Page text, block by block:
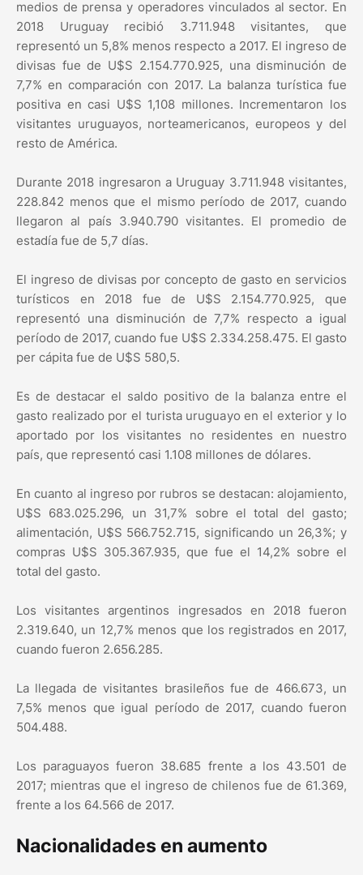
medios de prensa y operadores vinculados al sector. En
2018 Uruguay recibió 3.711.948 visitantes, que
representó un 5,8% menos respecto a 2017. El ingreso de
divisas fue de U$S 2.154.770.925, una disminución de
7,7% en comparación con 2017. La balanza turística fue
positiva en casi U$S 1,108 millones. Incrementaron los
visitantes uruguayos, norteamericanos, europeos y del
resto de América.
Durante 2018 ingresaron a Uruguay 3.711.948 visitantes,
228.842 menos que el mismo período de 2017, cuando
llegaron al país 3.940.790 visitantes. El promedio de
estadía fue de 5,7 días.
El ingreso de divisas por concepto de gasto en servicios
turísticos en 2018 fue de U$S 2.154.770.925, que
representó una disminución de 7,7% respecto a igual
período de 2017, cuando fue U$S 2.334.258.475. El gasto
per cápita fue de U$S 580,5.
Es de destacar el saldo positivo de la balanza entre el
gasto realizado por el turista uruguayo en el exterior y lo
aportado por los visitantes no residentes en nuestro
país, que representó casi 1.108 millones de dólares.
En cuanto al ingreso por rubros se destacan: alojamiento,
U$S 683.025.296, un 31,7% sobre el total del gasto;
alimentación, U$S 566.752.715, significando un 26,3%; y
compras U$S 305.367.935, que fue el 14,2% sobre el
total del gasto.
Los visitantes argentinos ingresados en 2018 fueron
2.319.640, un 12,7% menos que los registrados en 2017,
cuando fueron 2.656.285.
La llegada de visitantes brasileños fue de 466.673, un
7,5% menos que igual período de 2017, cuando fueron
504.488.
Los paraguayos fueron 38.685 frente a los 43.501 de
2017; mientras que el ingreso de chilenos fue de 61.369,
frente a los 64.566 de 2017.
Nacionalidades en aumento